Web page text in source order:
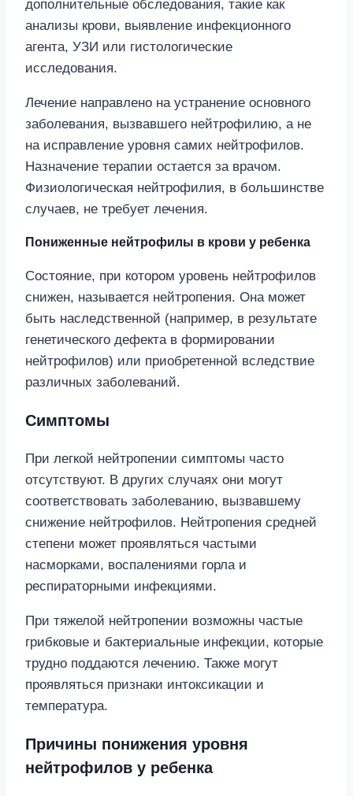
дополнительные обследования, такие как
анализы крови, выявление инфекционного
агента, УЗИ или гистологические
исследования.
Лечение направлено на устранение основного
заболевания, вызвавшего нейтрофилию, а не
на исправление уровня самих нейтрофилов.
Назначение терапии остается за врачом.
Физиологическая нейтрофилия, в большинстве
случаев, не требует лечения.
Пониженные нейтрофилы в крови у ребенка
Состояние, при котором уровень нейтрофилов
снижен, называется нейтропения. Она может
быть наследственной (например, в результате
генетического дефекта в формировании
нейтрофилов) или приобретенной вследствие
различных заболеваний.
Симптомы
При легкой нейтропении симптомы часто
отсутствуют. В других случаях они могут
соответствовать заболеванию, вызвавшему
снижение нейтрофилов. Нейтропения средней
степени может проявляться частыми
насморками, воспалениями горла и
респираторными инфекциями.
При тяжелой нейтропении возможны частые
грибковые и бактериальные инфекции, которые
трудно поддаются лечению. Также могут
проявляться признаки интоксикации и
температура.
Причины понижения уровня
нейтрофилов у ребенка